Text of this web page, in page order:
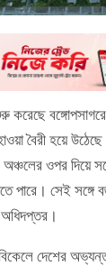
বঙ্গোপসাগরে
বৈরী হয়ে
ওপর দিয়ে
পারে। সেই সঙ্গে
অধিদপ্তর।
দেশের